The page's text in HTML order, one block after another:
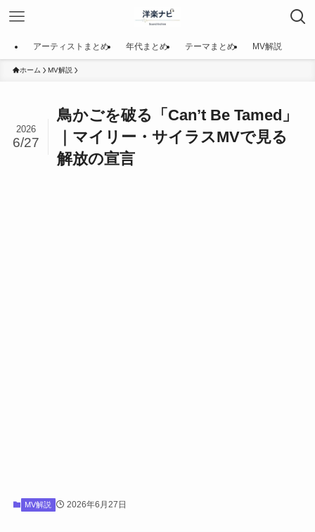
アーティストまとめ 年代まとめ テーマまとめ MV解説
ホーム MV解説
鳥かごを破る「Can’t Be Tamed」
｜マイリー・サイラスMVで見る
解放の宣言
2026
6/27
MV解説 2026年6月27日